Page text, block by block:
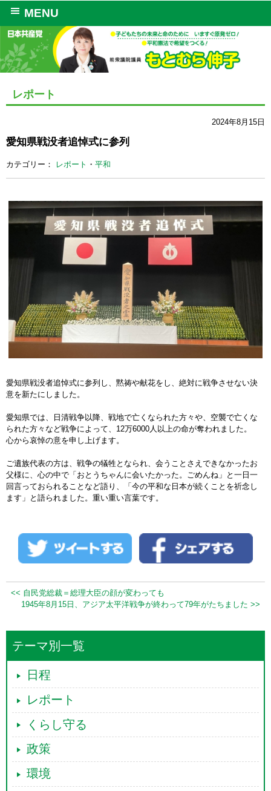
MENU
レポート
2024年8月15日
愛知県戦没者追悼式に参列
カテゴリー： レポート ・ 平和
愛知県戦没者追悼式に参列し、黙祷や献花をし、絶対に戦争させない決
意を新たにしました。
愛知県では、日清戦争以降、戦地で亡くなられた方々や、空襲で亡くな
られた方々など戦争によって、12万6000人以上の命が奪われました。
心から哀悼の意を申し上げます。
ご遺族代表の方は、戦争の犠牲となられ、会うことさえできなかったお
父様に、心の中で「おとうちゃんに会いたかった。ごめんね」と一日一
回言っておられることなど語り、「今の平和な日本が続くことを祈念し
ます」と語られました。重い重い言葉です。
<< 自民党総裁＝総理大臣の顔が変わっても
1945年8月15日、アジア太平洋戦争が終わって79年がたちました >>
テーマ別一覧
日程
レポート
くらし守る
政策
環境